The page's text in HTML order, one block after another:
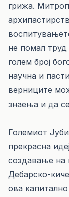
грижа.
не помал
голем број
научна и
верниците
знаења и да
Големиот
прекрасна
создавање на
Дебарско-
ова